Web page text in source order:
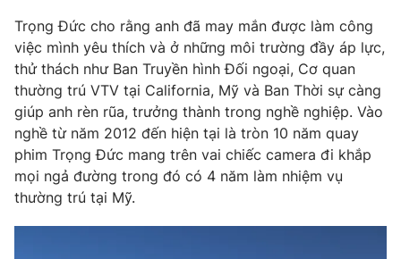
Trọng Đức cho rằng anh đã may mắn được làm công
việc mình yêu thích và ở những môi trường đầy áp lực,
thử thách như Ban Truyền hình Đối ngoại, Cơ quan
thường trú VTV tại California, Mỹ và Ban Thời sự càng
giúp anh rèn rũa, trưởng thành trong nghề nghiệp. Vào
nghề từ năm 2012 đến hiện tại là tròn 10 năm quay
phim Trọng Đức mang trên vai chiếc camera đi khắp
mọi ngả đường trong đó có 4 năm làm nhiệm vụ
thường trú tại Mỹ.